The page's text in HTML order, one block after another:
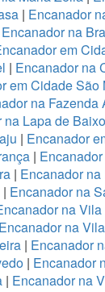
| Encanador
Encanador na
em
| Encanador na
em Cidade São
na Fazenda
na Lapa de Baixo
| Encanador
|
| Encanador
| Encanador na
na
Encanador na
| Encanador
| Encanador
| Encanador na